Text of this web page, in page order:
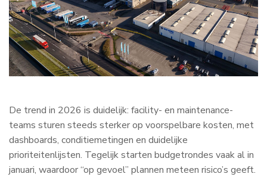
De trend in 2026 is duidelijk: facility- en maintenance-
teams sturen steeds sterker op voorspelbare kosten, met
dashboards, conditiemetingen en duidelijke
prioriteitenlijsten. Tegelijk starten budgetrondes vaak al in
januari, waardoor “op gevoel” plannen meteen risico’s geeft.